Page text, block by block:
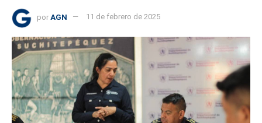
por AGN 11 de febrero de 2025